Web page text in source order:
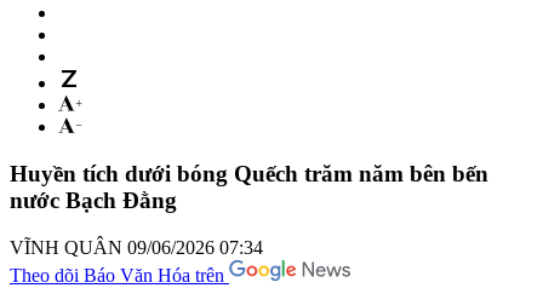
Huyền tích dưới bóng Quếch trăm năm bên bến
nước Bạch Đằng
VĨNH QUÂN 09/06/2026 07:34
Theo dõi Báo Văn Hóa trên